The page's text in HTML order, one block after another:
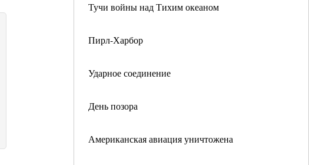
Тучи войны над Тихим океаном
Пирл-Харбор
Ударное соединение
День позора
Американская авиация уничтожена